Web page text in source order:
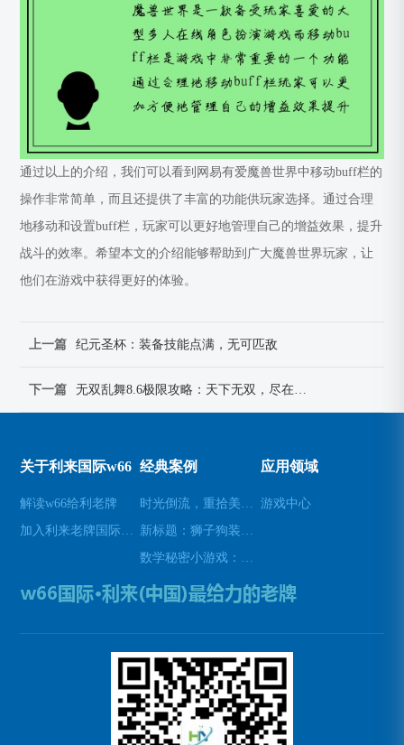
通过以上的介绍，我们可以看到网易有爱魔兽世界中移动buff栏的
操作非常简单，而且还提供了丰富的功能供玩家选择。通过合理
地移动和设置buff栏，玩家可以更好地管理自己的增益效果，提升
战斗的效率。希望本文的介绍能够帮助到广大魔兽世界玩家，让
他们在游戏中获得更好的体验。
上一篇 纪元圣杯：装备技能点满，无可匹敌
下一篇
关于利来国际w66
解读w66给利老牌
经典案例 应用领域
游戏中心